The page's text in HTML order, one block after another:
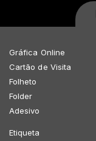
Gráfica Online
Cartão de Visita
Folheto
Folder
Adesivo
Etiqueta